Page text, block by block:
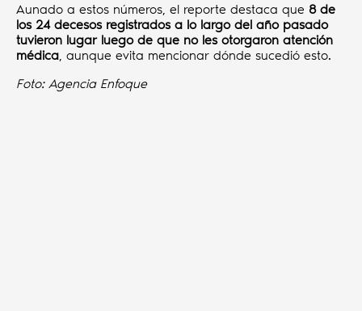
Aunado a estos números, el reporte destaca que 8 de
los 24 decesos registrados a lo largo del año pasado
tuvieron lugar luego de que no les otorgaron atención
médica , aunque evita mencionar dónde sucedió esto.
Foto: Agencia Enfoque